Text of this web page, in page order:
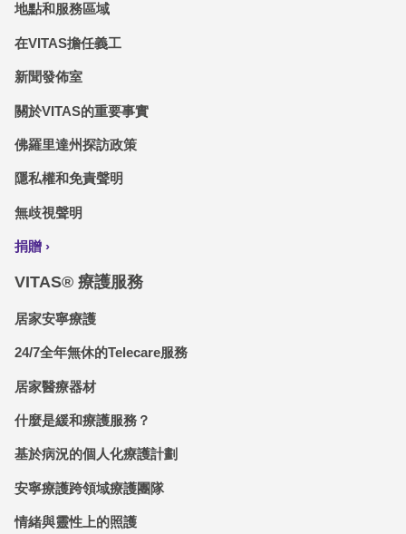
地點和服務區域
在VITAS擔任義工
新聞發佈室
關於VITAS的重要事實
佛羅里達州探訪政策
隱私權和免責聲明
無歧視聲明
捐贈
VITAS® 療護服務
居家安寧療護
24/7全年無休的Telecare服務
居家醫療器材
什麼是緩和療護服務？
基於病況的個人化療護計劃
安寧療護跨領域療護團隊
情緒與靈性上的照護